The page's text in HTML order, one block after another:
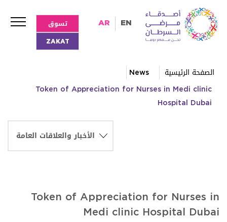
AR EN
تسوق
ZAKAT
الصفحة الرئيسية
News
Token of Appreciation for Nurses in Medi clinic
Hospital Dubai
Token of Appreciation for Nurses in
Medi clinic Hospital Dubai